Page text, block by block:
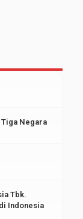
Negara
Tbk.
Indonesia